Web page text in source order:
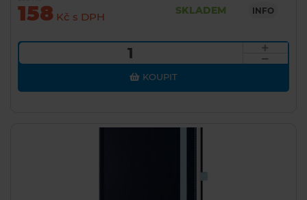
158 Kč s DPH
SKLADEM INFO
KOUPIT